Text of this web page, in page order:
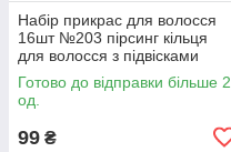
Набір прикрас для волосся
16шт №203 пірсинг кільця
для волосся з підвісками
Готово до відправки більше 2
од.
99 ₴